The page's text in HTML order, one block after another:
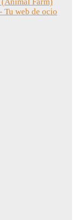
Tu web de ocio